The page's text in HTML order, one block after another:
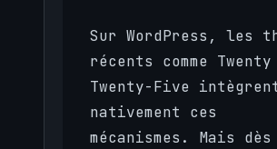
Sur WordPress, les
récents comme Twenty
Twenty-Five
nativement ces
mécanismes. Mais dès